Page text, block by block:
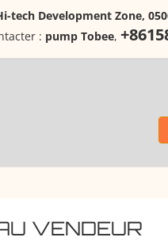
tech Development Zone,
: pump Tobee,
VENDEUR